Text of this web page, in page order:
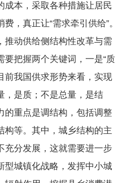
成本，采取各种措施让居民
，真正让“需求牵引供给”。
动供给侧结构性改革与需
要把握两个关键词，一是“质
前我国供求形势来看，实现
，是质；不是总量，是结
的重点是调结构，包括调整
构等。其中，城乡结构的主
充分发展，这就需要进一步
型城镇化战略，发挥中小城